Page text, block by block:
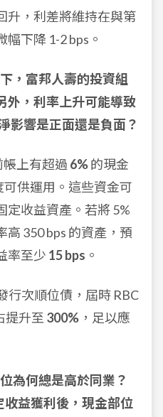
升，利差將維持在與第
下降 1-2 bps。
，富邦人壽的投資組
外，利率上升可能導致
影響是正面還是負面？
帳上有超過 6%的現金
供運用。這些資金可
定收益資產。若將 5%
350 bps 的資產，預
率至少 15 bps 。
行次順位債，屆時 RBC
提升至 300% ，足以應
為何總是高於同業？
益獲利後，現金部位